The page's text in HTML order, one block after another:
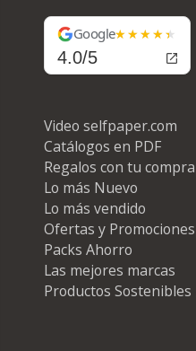
Google
4.0/5
Video selfpaper.com
Catálogos en PDF
Regalos con tu compra
Lo más Nuevo
Lo más vendido
Ofertas y Promociones
Packs Ahorro
Las mejores marcas
Productos Sostenibles